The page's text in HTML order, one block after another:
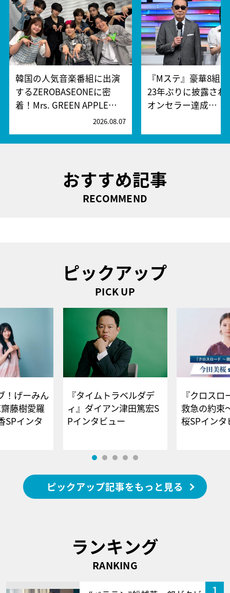
韓国の人気音楽番組に出演
するZEROBASEONEに密
着！Mrs. GREEN APPLE…
2026.08.07
『Mステ』豪華8組
23年ぶりに披露され
オンセラー達成…
おすすめ記事
RECOMMEND
ピックアップ
PICK UP
！げーみん
藤樹愛羅
SPインタ
『タイムトラベルダデ
ィ』ダイアン津田篤宏S
Pインタビュー
『クロス
救急の約束
桜SPイ
ピックアップ記事をもっと見る
ランキング
RANKING